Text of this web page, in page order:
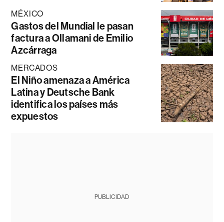
MÉXICO
Gastos del Mundial le pasan
factura a Ollamani de Emilio
Azcárraga
MERCADOS
El Niño amenaza a América
Latina y Deutsche Bank
identifica los países más
expuestos
PUBLICIDAD